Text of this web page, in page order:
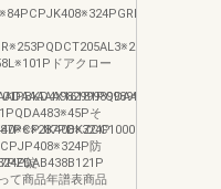
ドアクロー
そ
防
錠
て商品年譜表商品